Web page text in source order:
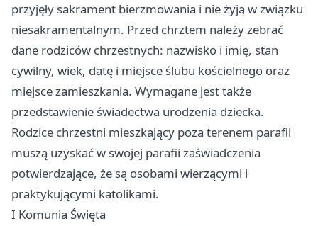
przyjęły sakrament bierzmowania i nie żyją w związku
niesakramentalnym. Przed chrztem należy zebrać
dane rodziców chrzestnych: nazwisko i imię, stan
cywilny, wiek, datę i miejsce ślubu kościelnego oraz
miejsce zamieszkania. Wymagane jest także
przedstawienie świadectwa urodzenia dziecka.
Rodzice chrzestni mieszkający poza terenem parafii
muszą uzyskać w swojej parafii zaświadczenia
potwierdzające, że są osobami wierzącymi i
praktykującymi katolikami.
I Komunia Święta